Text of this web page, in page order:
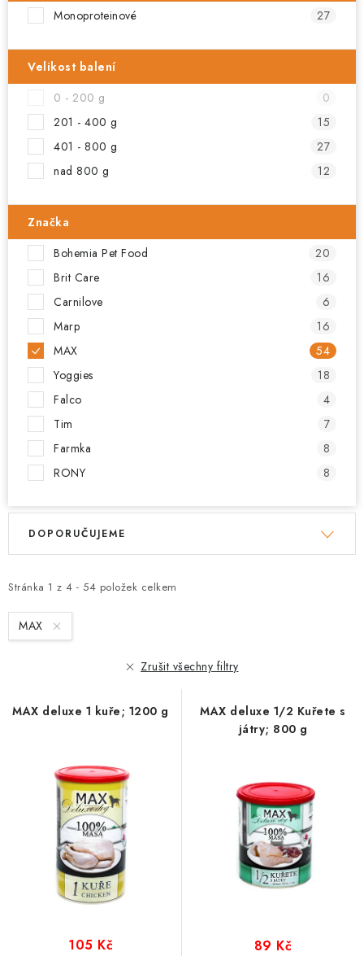
SLUŽBY
VÝMĚNA, VRÁCENÍ A REKLAMACE
O nás Kontakty
Podmínky ochrany osobních údajů
Zásady použivání souboru cookies
FAQ
Monoproteinové
27
Velikost balení
0 - 200 g
0
201 - 400 g
15
401 - 800 g
27
nad 800 g
12
Značka
Bohemia Pet Food
20
Brit Care
16
Carnilove
6
Marp
16
MAX
54
Yoggies
18
Falco
4
Tim
7
Farmka
8
RONY
8
V
i
s
p
d
Stránka 1 z 4 - 54 položek celkem
Ř
e
n
í
o
DOPORUČUJEME
MAX
Zrušit všechny filtry
MAX deluxe 1 kuře; 1200 g
105 Kč
MAX deluxe 1/2 Kuřete s
játry; 800 g
89 Kč